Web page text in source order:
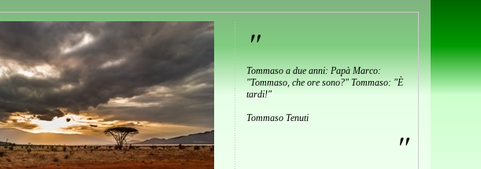
"
Tommaso a due anni: Papà Marco:
"Tommaso, che ore sono?" Tommaso: "È
tardi!"
Tommaso Tenuti
"